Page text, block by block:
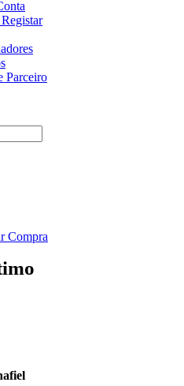
Parceiro
Compra